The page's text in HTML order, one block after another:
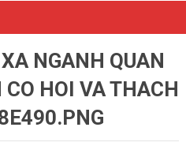
NGANH QUAN
HOI VA THACH